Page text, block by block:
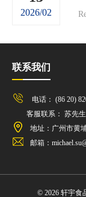
2026/02
联系我们
电话： (86 20)
客服联系： 苏先生
地址：广州市黄
邮箱：
© 2026 轩宇食